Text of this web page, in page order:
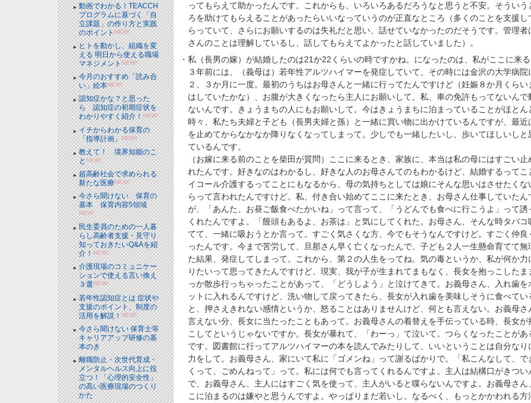
動画でわかる！TEACCH
プログラムに基づく「自
立課題」の作り方と実践
のポイントNEW!
ヒトを動かし、組織を変
える 明日から使える職場
マネジメントNEW!
今月のおすすめ「読み合
い」絵本NEW!
認知症かな？と思った
ら 認知症の初期症状を
わかりやすく紹介！NEW!
イチからわかる保育の
「指導計画」NEW!
教えて！ 境界知能のこ
とNEW!
超高齢社会で求められる
新たな医療NEW!
今さら聞けない 保育の
基本 保育内容5領域
NEW!
民生委員のための一人暮
らし高齢者支援・見守り
知っておきたいQ&Aを紹
介！NEW!
介護現場のコミュニケー
ションで使える言い換え
３選NEW!
若年性認知症とは 症状や
支援のポイント、制度の
活用を解説！NEW!
今さら聞けない 保育士等
キャリアアップ研修の基
本のき
離職防止・次世代育成・
メンタルヘルス向上に役
立つ！「心理的安全性」
の高い医療現場のつくり
かた
ってもらえて助かったんです。これからも、いろいろあるだろうなと思うと不安。そういう
ろを助けてもらえることがあったらいいなっていうのが正直なところ（多くのことを支援し
らっていて、さらにお願いするのは失礼だと思い、話せていなかったのだそうです。管理者
さんのことは理解しているし、話してもらえてよかったと話していました）。
・私（長男の嫁）が結婚したのは21か22くらいの時ですかね。になったのは、私がここに来
３年前には、（義母は）若年性アルツハイマーを発症していて、その時には金沢の大学病院
２、３か月に一度。最初のうちはお母さんと一緒に行ってたんですけど（妊娠８か月くらい
はしていたかな）、お腹が大きくなったら主人にお願いして。私、車の免許もってないんで
ないんです。きょうまちの人にもお願いして。今はきょうまちに泊まっていることがほとん
時々、私たち夫婦と子ども（長男夫婦と孫）と一緒に買い物に出かけているんですが、最近
を止めてからなかなか降りなくなってしまって。少しでも一緒したいし、歩いてほしいしと
ているんです。
（お嫁に来る前のことを柴田が質問）ここに来るとき、家族に、本当は私の母にはすごい止
れたんです。好きなのはわかるし、好きな人のお母さんてのもわかるけど、結婚するってこ
イコール介護するってことにもなるから、母の気持ちとしては娘にそんな思いはさせたくな
らって言われたんですけど。私、付き合い始めてここに来たとき、お母さん仕事していたん
が、「あんた、お昼ご飯食べたかいね」って言って、「うどんでも食べに行こうよ」って誘
くれたんですよ。「饅頭もあるよ、お茶は」と気にしてくれた。お母さん、そんな時タバコ
てて、一緒に吸おうとか言って。すごく気さくな方、今でもそうなんですけど。すごく仲良
ったんです。今まで苦労して、旦那さん早く亡くなったんで、子ども２人一生懸命育てて無
た結果、発症してしまって。これから、第２の人生をってね。気の毒というか、私が何か力
りたいって思ってきたんですけど、現実、我が子が生まれてまもなく、長女を抱っこしたま
っか散歩行っちゃったことがあって、「どうしよう」と泣けてきて。お義母さん、入れ歯を
ットに入れるんですけど、洗い物して戻ってきたら、長女が入れ歯を美味しそうに食べてい
と、押さえきれない感情というか、怒ることはありませんけど、何とも言えない。お義母さ
言えない分、長女に当たったこともあって。お義母さんの着替えを手伝っている時、長女が
こしてというじゃないですか。長女が暴れて、「わーっ」て泣いて。つらくなったことがあ
です。図書館に行ってアルツハイマーの本を読んでみたりして、いいということは自分なり
力をして。お義母さん、家にいて私に「ゴメンね」って謝るばかりで。「私こんなして、で
くって、ごめんねって」って。私には何でも言ってくれるんですよ。主人は結構口がきつい
で、お義母さん、主人にはすごく気を使って、主人がいると喋らないんですよ。お義母さん
こに泊まるのは嫌やと思うんですよ。やっぱりまだ若いし。なるべく、もっとかかわれる方